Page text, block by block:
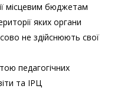
місцевим бюджетам
яких органи
не здійснюють свої
педагогічних
та ІРЦ